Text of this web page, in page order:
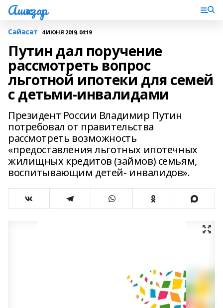
Ашҡаҙар
Сәйәсәт 4 ИЮНЯ 2019, 04:19
Путин дал поручение
рассмотреть вопрос
льготной ипотеки для семей
с детьми-инвалидами
Президент России Владимир Путин
потребовал от правительства
рассмотреть возможность
«предоставления льготных ипотечных
жилищных кредитов (займов) семьям,
воспитывающим детей- инвалидов».